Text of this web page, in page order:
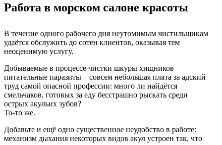
Работа в морском салоне красоты
В течение одного рабочего дня неутомимым чистильщикам
удаётся обслужить до сотен клиентов, оказывая тем
неоценимую услугу.
Добываемые в процессе чистки шкуры хищников
питательные паразиты – совсем небольшая плата за адский
труд самой опасной профессии: много ли найдётся
смельчаков, готовых за еду бесстрашно рыскать среди
острых акульих зубов?
То-то же.
Добавьте и ещё одно существенное неудобство в работе:
механизм дыхания некоторых видов акул устроен так, что